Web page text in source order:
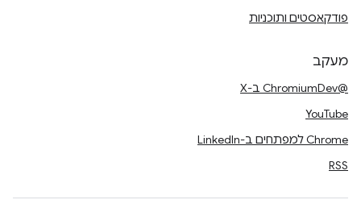
פודקאסטים ותוכניות
מעקב
@ChromiumDev ב-X
YouTube
Chrome למפתחים ב-LinkedIn
RSS